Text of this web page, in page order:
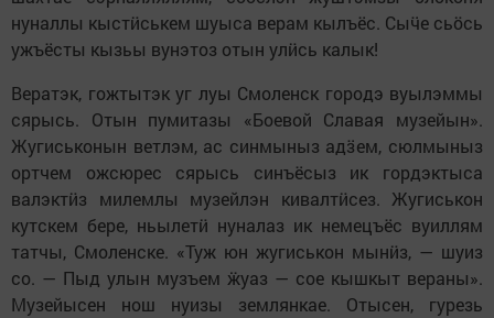
нуналлы кыстӥськем шуыса верам кылъёс. Сыӵе сьӧсь
ужъёсты кызьы вунэтоз отын улӥсь калык!
Вератэк, гожтытэк уг луы Смоленск городэ вуылэммы
сярысь. Отын пумитазы «Боевой Славая музейын».
Жугиськонын ветлэм, ас синмыныз адӟем, сюлмыныз
ортчем ожсюрес сярысь синъёсыз ик гордэктыса
валэктӥз милемлы музейлэн кивалтӥсез. Жугиськон
кутскем бере, ньылетӥ нуналаз ик немецъёс вуиллям
татчы, Смоленске. «Туж юн жугиськон мынӥз, — шуиз
со. — Пыд улын музъем ӝуаз — сое кышкыт вераны».
Музейысен нош нуизы землянкае. Отысен, гурезь